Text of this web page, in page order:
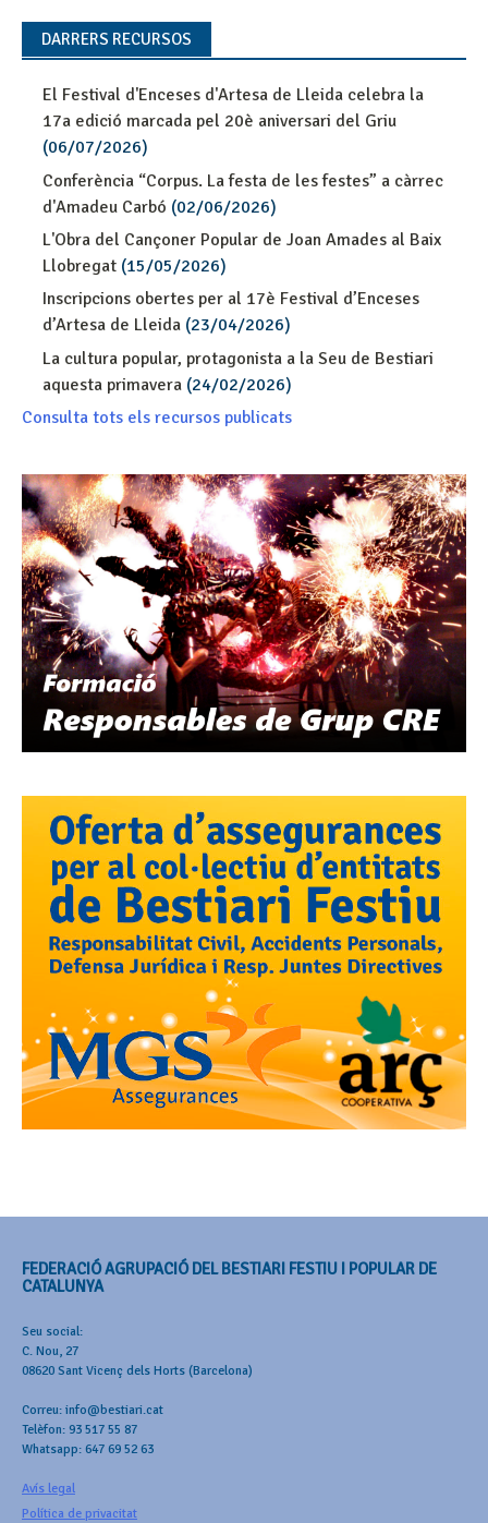
DARRERS RECURSOS
El Festival d'Enceses d'Artesa de Lleida celebra la
17a edició marcada pel 20è aniversari del Griu
(06/07/2026)
Conferència “Corpus. La festa de les festes” a càrrec
d'Amadeu Carbó (02/06/2026)
L'Obra del Cançoner Popular de Joan Amades al Baix
Llobregat (15/05/2026)
Inscripcions obertes per al 17è Festival d’Enceses
d’Artesa de Lleida (23/04/2026)
La cultura popular, protagonista a la Seu de Bestiari
aquesta primavera (24/02/2026)
Consulta tots els recursos publicats
FEDERACIÓ AGRUPACIÓ DEL BESTIARI FESTIU I POPULAR DE
CATALUNYA
Seu social:
C. Nou, 27
08620 Sant Vicenç dels Horts (Barcelona)
Correu: info@bestiari.cat
Telèfon: 93 517 55 87
Whatsapp: 647 69 52 63
Avís legal
Política de privacitat